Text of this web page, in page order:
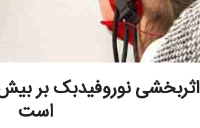
اثربخشی نوروفیدبک بر
است